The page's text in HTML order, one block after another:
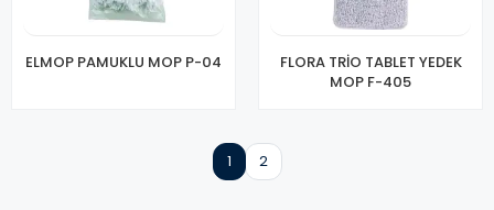
ELMOP PAMUKLU MOP P-04
FLORA TRİO TABLET YEDEK
MOP F-405
1 2